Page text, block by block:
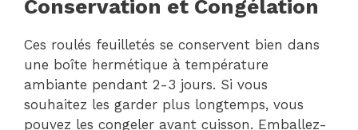
Conservation et Congélation
Ces roulés feuilletés se conservent bien dans
une boîte hermétique à température
ambiante pendant 2-3 jours. Si vous
souhaitez les garder plus longtemps, vous
pouvez les congeler avant cuisson. Emballez-